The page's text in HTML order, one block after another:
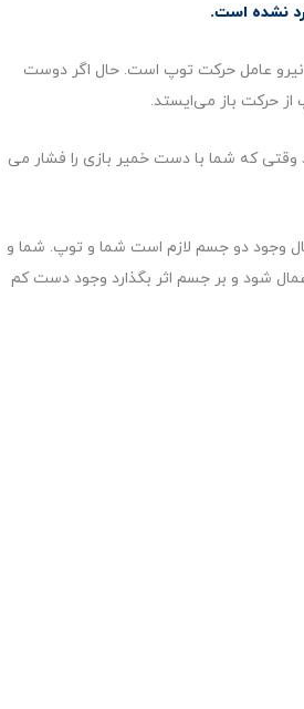
نشده است.
عامل حرکت توپ است. حال اگر دوست
از حرکت باز می‌ایستد.
که شما با دست خمیر بازی را فشار می
وجود دو جسم لازم است شما و توپ. شما و
شود و بر جسم اثر بگذارد وجود دست کم